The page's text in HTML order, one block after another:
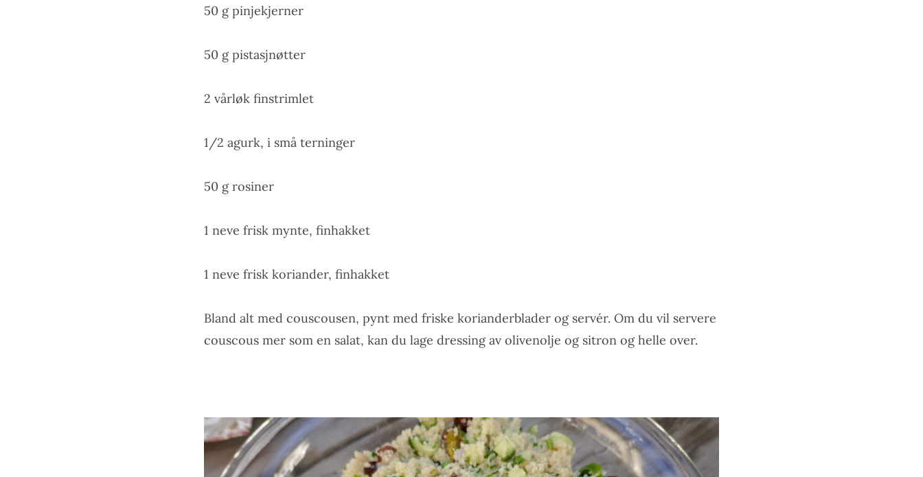
50 g pinjekjerner
50 g pistasjnøtter
2 vårløk finstrimlet
1/2 agurk, i små terninger
50 g rosiner
1 neve frisk mynte, finhakket
1 neve frisk koriander, finhakket
Bland alt med couscousen, pynt med friske korianderblader og servér. Om du vil servere
couscous mer som en salat, kan du lage dressing av olivenolje og sitron og helle over.